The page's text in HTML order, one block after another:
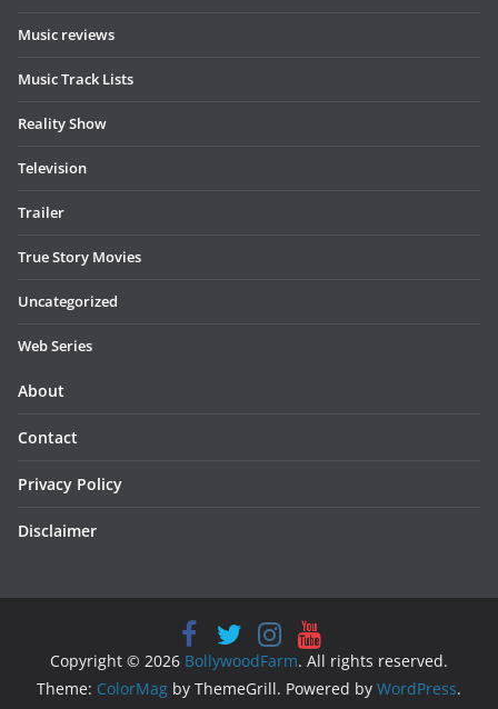
Music reviews
Music Track Lists
Reality Show
Television
Trailer
True Story Movies
Uncategorized
Web Series
About
Contact
Privacy Policy
Disclaimer
Copyright © 2026 BollywoodFarm. All rights reserved.
Theme: ColorMag by ThemeGrill. Powered by WordPress.